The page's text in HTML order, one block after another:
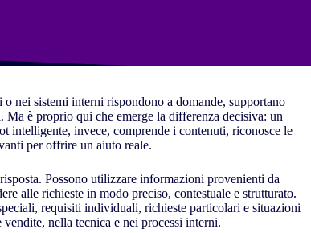
nei sistemi interni rispondono a domande, supportano
è proprio qui che emerge la differenza decisiva: un
intelligente, invece, comprende i contenuti, riconosce le
per offrire un aiuto reale.
Possono utilizzare informazioni provenienti da
alle richieste in modo preciso, contestuale e strutturato.
requisiti individuali, richieste particolari e situazioni
nella tecnica e nei processi interni.